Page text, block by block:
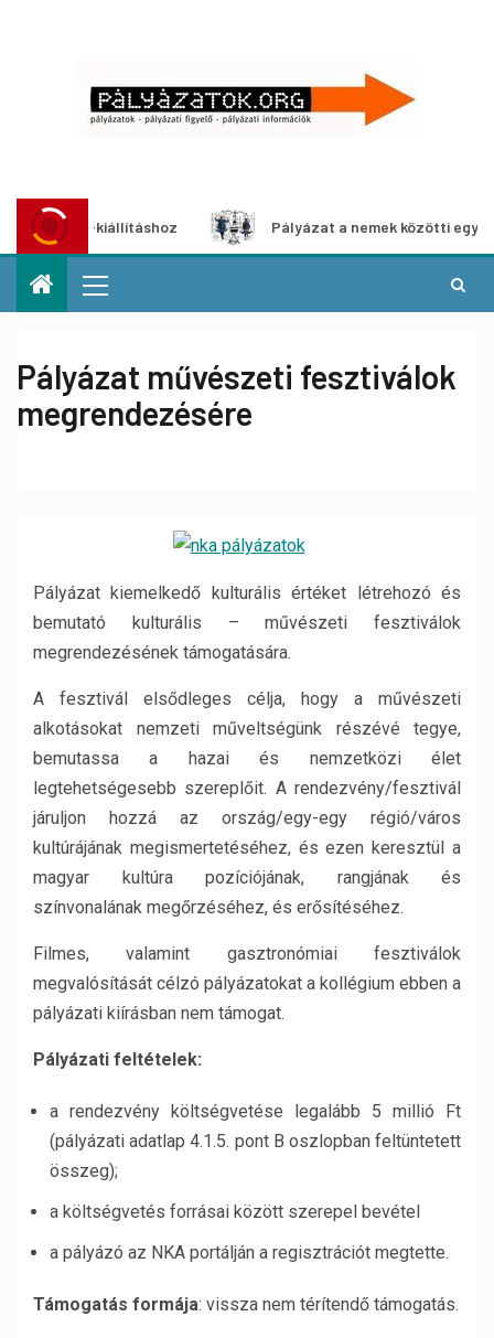
kiállításhoz Pályázat a nemek közötti egyenlőség
Pályázat művészeti fesztiválok
megrendezésére
Pályázat kiemelkedő kulturális értéket létrehozó és
bemutató kulturális – művészeti fesztiválok
megrendezésének támogatására.
A fesztivál elsődleges célja, hogy a művészeti
alkotásokat nemzeti műveltségünk részévé tegye,
bemutassa a hazai és nemzetközi élet
legtehetségesebb szereplőit. A rendezvény/fesztivál
járuljon hozzá az ország/egy-egy régió/város
kultúrájának megismertetéséhez, és ezen keresztül a
magyar kultúra pozíciójának, rangjának és
színvonalának megőrzéséhez, és erősítéséhez.
Filmes, valamint gasztronómiai fesztiválok
megvalósítását célzó pályázatokat a kollégium ebben a
pályázati kiírásban nem támogat.
Pályázati feltételek:
a rendezvény költségvetése legalább 5 millió Ft
(pályázati adatlap 4.1.5. pont B oszlopban feltüntetett
összeg);
a költségvetés forrásai között szerepel bevétel
a pályázó az NKA portálján a regisztrációt megtette.
Támogatás formája: vissza nem térítendő támogatás.